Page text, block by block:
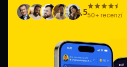
4,550+ recenzí